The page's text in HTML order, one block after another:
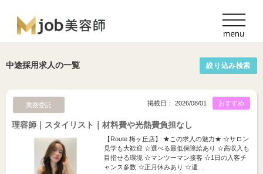
中途採用求人の一覧 絞り込み検索
業務委託 おすすめ
掲載日： 2026/08/01
理容師｜スタイリスト｜材料費や光熱費負担なし
【Route 梅ヶ丘店】 ★この求人の魅力★ ☆サロン
見学も大歓迎 ☆選べる最低保障給あり ☆高収入も
目指せる環境 ☆マンツーマン接客 ☆1日の入客チ
ャンス多数 ☆正月休みあり ☆週…